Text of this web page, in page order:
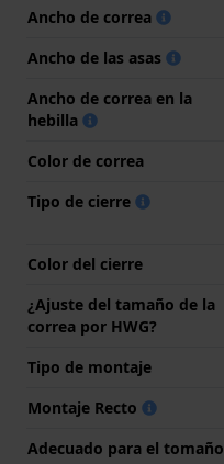
Ancho de correa
Ancho de las asas
Ancho de correa en la
hebilla
Color de correa
Tipo de cierre
Color del cierre
¿Ajuste del tamaño de la
correa por HWG?
Tipo de montaje
Montaje Recto
Adecuado para el tomaño